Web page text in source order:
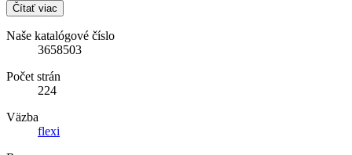
Čítať viac
Naše katalógové číslo
3658503
Počet strán
224
Väzba
flexi